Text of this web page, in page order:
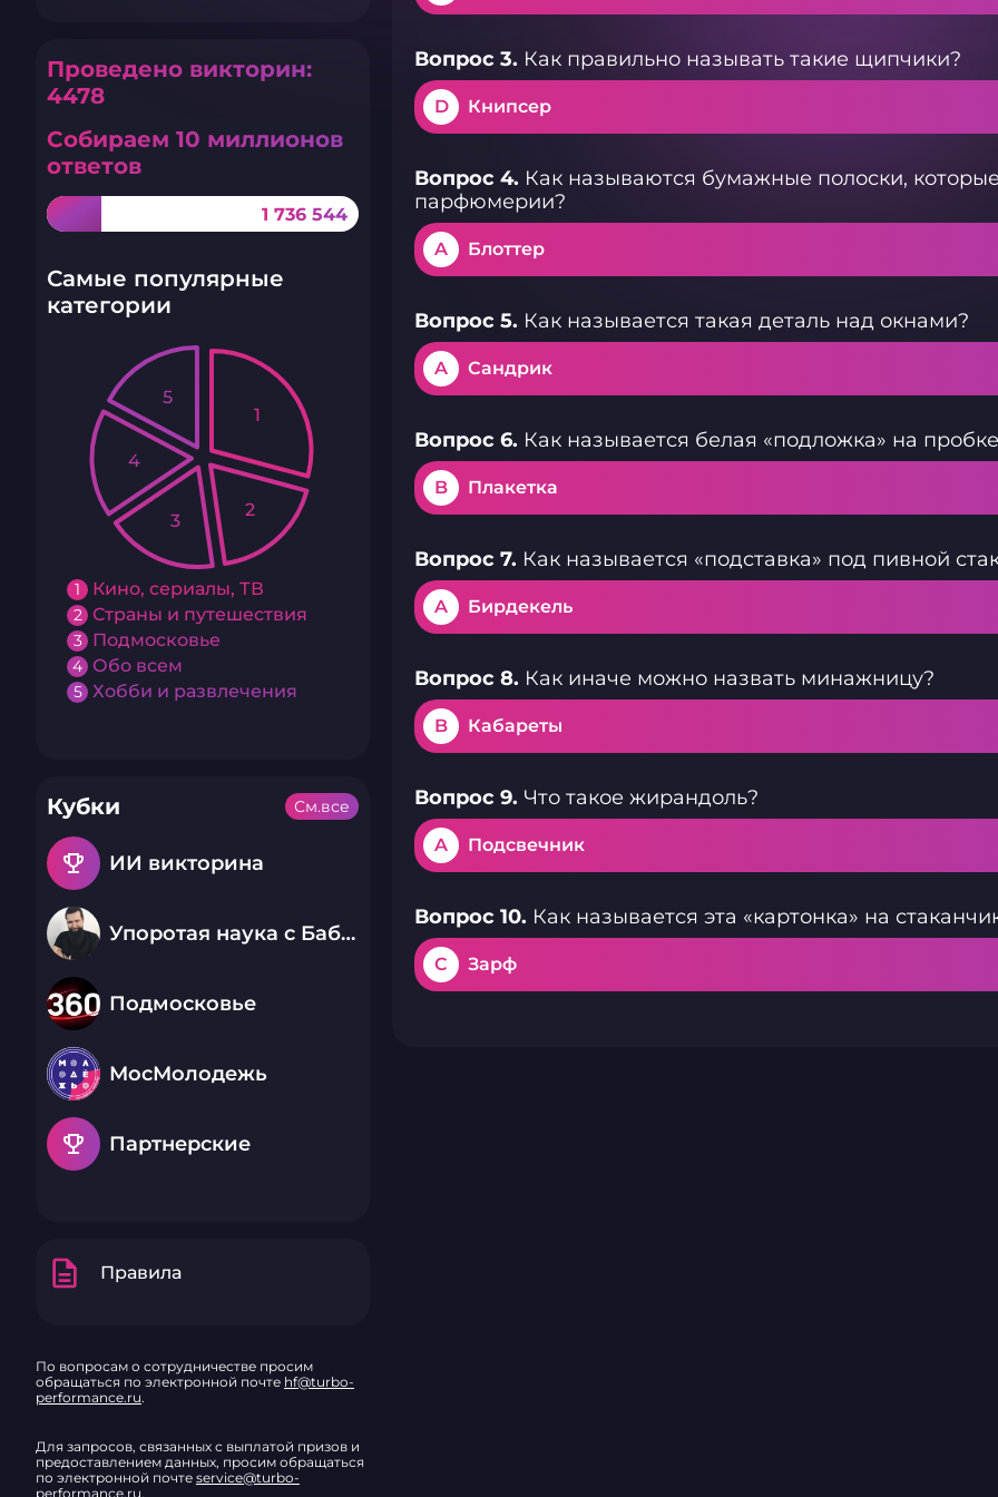
Проведено викторин:
4478
Собираем 10 миллионов
ответов
1 736 544
Самые популярные
категории
1 Кино, сериалы, ТВ
2 Страны и путешествия
3 Подмосковье
4 Обо всем
5 Хобби и развлечения
1
2
3
4
5
Кубки
emoji_events ИИ викторина
Упоротая наука с Бабаем Лютым
Подмосковье
МосМолодежь
emoji_events Партнерские
См.все
description Правила
По вопросам о сотрудничестве просим
обращаться по электронной почте hf@turbo-
performance.ru.
Для запросов, связанных с выплатой призов и
предоставлением данных, просим обращаться
по электронной почте service@turbo-
performance.ru.
Вопрос 3. Как правильно называть такие щипчики?
D Книпсер
Вопрос 4. Как называются бумажные полоски,
парфюмерии?
A Блоттер
Вопрос 5. Как называется такая деталь над окнами?
A Сандрик
Вопрос 6. Как называется белая «подложка» на
B Плакетка
Вопрос 7. Как называется «подставка» под пивной
A Бирдекель
Вопрос 8. Как иначе можно назвать минажницу?
B Кабареты
Вопрос 9. Что такое жирандоль?
A Подсвечник
Вопрос 10. Как называется эта «картонка» на
C Зарф